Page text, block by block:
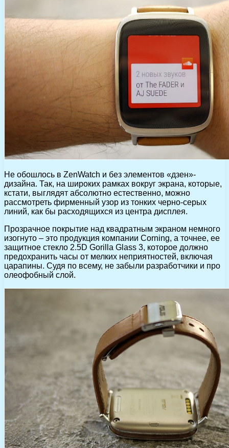
Не обошлось в ZenWatch и без элементов «дзен»-
дизайна. Так, на широких рамках вокруг экрана, которые,
кстати, выглядят абсолютно естественно, можно
рассмотреть фирменный узор из тонких черно-серых
линий, как бы расходящихся из центра дисплея.
Прозрачное покрытие над квадратным экраном немного
изогнуто – это продукция компании Corning, а точнее, ее
защитное стекло 2.5D Gorilla Glass 3, которое должно
предохранить часы от мелких неприятностей, включая
царапины. Судя по всему, не забыли разработчики и про
олеофобный слой.